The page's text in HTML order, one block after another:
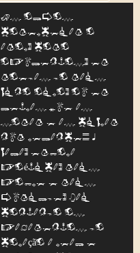
Os olhos
comerceiam o
amor, como
opulentos, em
moedas do mais
fino oiro, ou em
letras que as
somam e as cifram
num relance. A
fala, embora
poética, mais
pobre e mais
humilde, vai
contando os
pagamentos do
coração a real e